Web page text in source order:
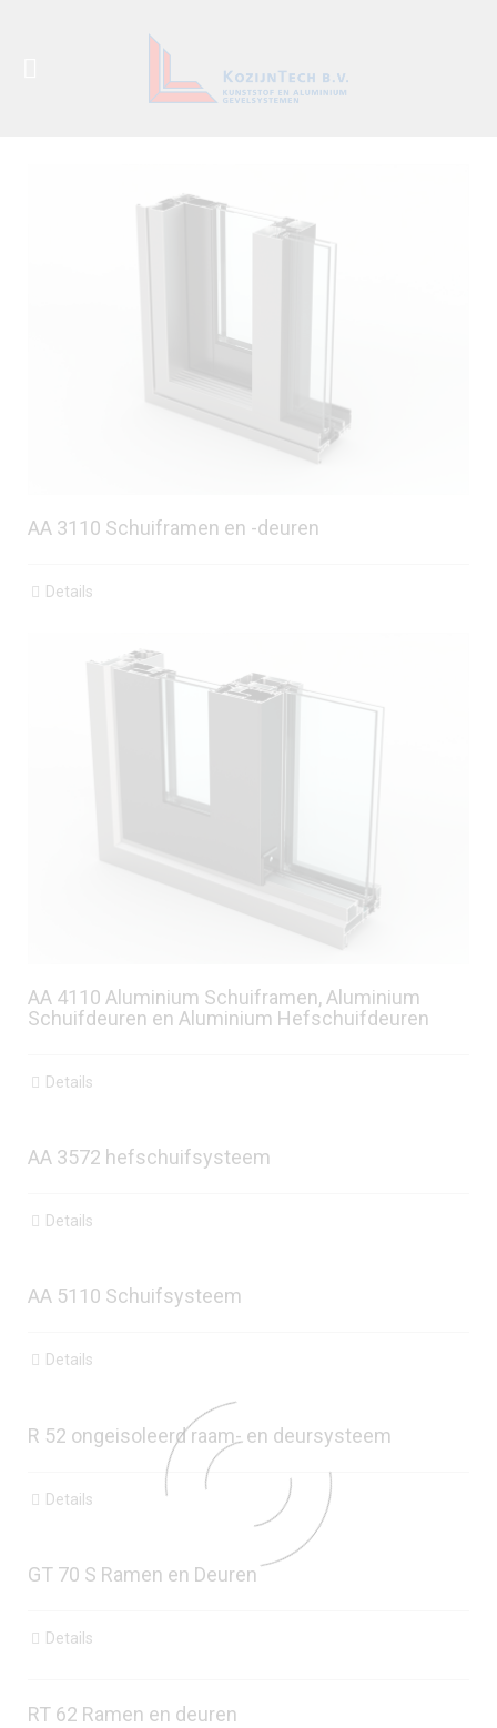
AA 3110 Schuiframen en -deuren
Details
AA 4110 Aluminium Schuiframen, Aluminium
Schuifdeuren en Aluminium Hefschuifdeuren
Details
AA 3572 hefschuifsysteem
Details
AA 5110 Schuifsysteem
Details
R 52 ongeisoleerd raam- en deursysteem
Details
GT 70 S Ramen en Deuren
Details
RT 62 Ramen en deuren